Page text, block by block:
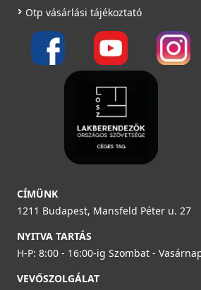
Otp vásárlási tájékoztató
CÍMÜNK
1211 Budapest, Mansfeld Péter u. 27
NYITVA TARTÁS
H-P: 8:00 - 16:00-ig Szombat -
VEVŐSZOLGÁLAT